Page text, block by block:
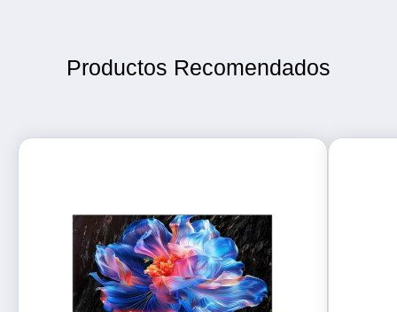
Productos Recomendados